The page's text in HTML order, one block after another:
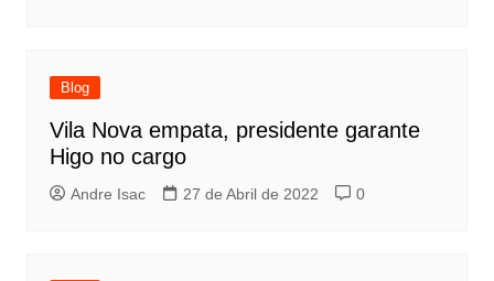
Blog
Vila Nova empata, presidente garante
Higo no cargo
Andre Isac 27 de Abril de 2022 0